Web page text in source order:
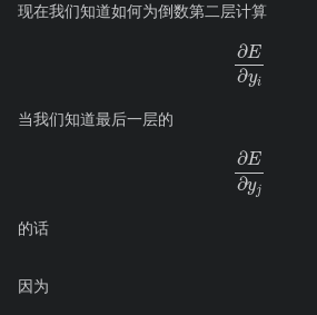
现在我们知道如何为倒数第二层计算
E∂y
当我们知道最后一层的
E∂y
的话
因为